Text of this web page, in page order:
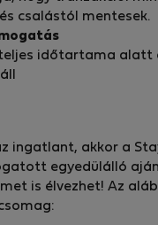
csalástól mentesek.
időtartama alatt
ingatlant, akkor a
egyedülálló
is élvezhet! Az